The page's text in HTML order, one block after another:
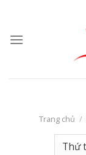
content
Trang chủ /